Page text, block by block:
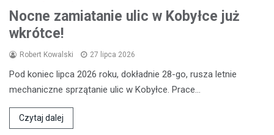
Nocne zamiatanie ulic w Kobyłce już
wkrótce!
Robert Kowalski 27 lipca 2026
Pod koniec lipca 2026 roku, dokładnie 28-go, rusza letnie
mechaniczne sprzątanie ulic w Kobyłce. Prace…
Czytaj dalej